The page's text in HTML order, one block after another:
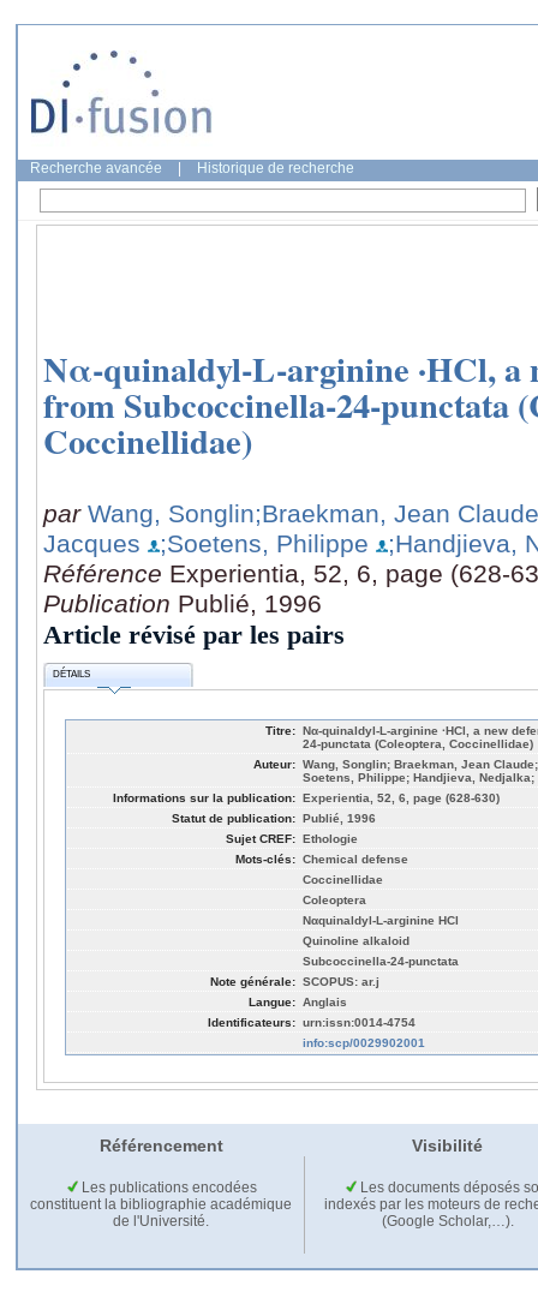
Recherche avancée Historique de recherche
Nα-quinaldyl-L-arginine ·HCl, a
from Subcoccinella-24-punctata
Coccinellidae)
par Wang, Songlin;Braekman, Jean Claude
Jacques
;Soetens, Philippe
;Handjieva,
Référence Experientia, 52, 6, page (628-
Publication Publié, 1996
Article révisé par les pairs
DÉTAILS
Titre: Nα-quinaldyl-L-arginine ·HCl, a new
24-punctata (Coleoptera, Coccinellidae)
Auteur: Wang, Songlin; Braekman, Jean
Soetens, Philippe; Handjieva,
Informations sur la publication: Experientia, 52, 6, page (628-630)
Statut de publication: Publié, 1996
Sujet CREF: Ethologie
Mots-clés: Chemical defense
Coccinellidae
Coleoptera
Nαquinaldyl-L-arginine HCl
Quinoline alkaloid
Subcoccinella-24-punctata
Note générale: SCOPUS: ar.j
Langue: Anglais
Identificateurs: urn:issn:0014-4754
info:scp/0029902001
Référencement Visibilité
Les publications encodées
constituent la bibliographie académique
de l'Université.
Les documents déposés
indexés par les moteurs de
(Google Scholar,…).